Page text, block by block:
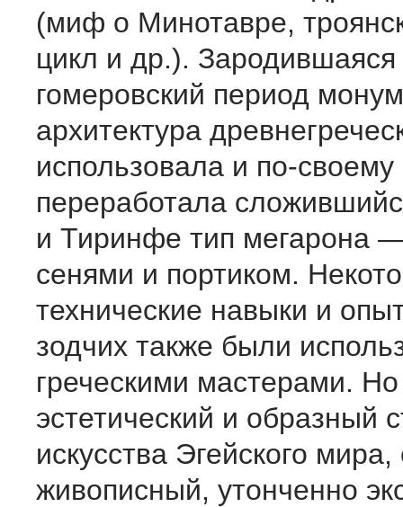
(миф о Минотавре,
цикл и др.). Зародившаяся
гомеровский период
архитектура
использовала и по-своему
переработала
и Тиринфе тип мегарона
сенями и портиком.
технические навыки и
зодчих также были
греческими мастерами.
эстетический и образный
искусства Эгейского мира,
живописный, утонченно